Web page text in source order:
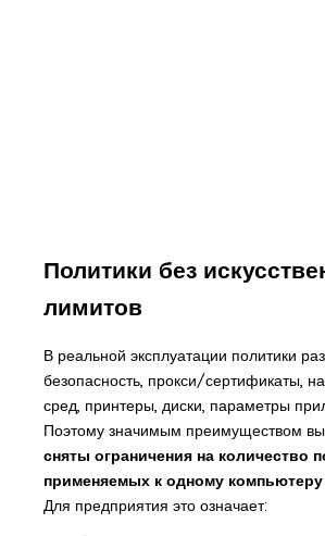
Политики без
лимитов
В реальной эксплуатации политики
безопасность, прокси/сертификаты,
сред, принтеры, диски, параметры
Поэтому значимым преимуществом
сняты ограничения на количество
применяемых к одному
Для предприятия это означает: